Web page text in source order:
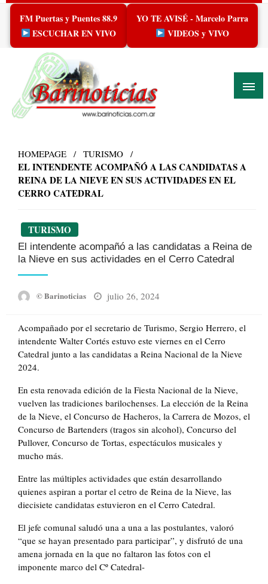
Skip
content
FM Puertas y Puentes 88.9
ESCUCHAR EN VIVO
YO TE AVISÉ - Marcelo Parra
VIDEOS y VIVO
HOMEPAGE TURISMO
EL INTENDENTE ACOMPAÑÓ A LAS CANDIDATAS A
REINA DE LA NIEVE EN SUS ACTIVIDADES EN EL
CERRO CATEDRAL
TURISMO
El intendente acompañó a las candidatas a Reina de
la Nieve en sus actividades en el Cerro Catedral
© Barinoticias
Posted
julio 26, 2024
Acompañado por el secretario de Turismo, Sergio Herrero, el
intendente Walter Cortés estuvo este viernes en el Cerro
Catedral junto a las candidatas a Reina Nacional de la Nieve
2024.
En esta renovada edición de la Fiesta Nacional de la Nieve,
vuelven las tradiciones barilochenses. La elección de la Reina
de la Nieve, el Concurso de Hacheros, la Carrera de Mozos, el
Concurso de Bartenders (tragos sin alcohol), Concurso del
Pullover, Concurso de Tortas, espectáculos musicales y
mucho más.
Entre las múltiples actividades que están desarrollando
quienes aspiran a portar el cetro de Reina de la Nieve, las
diecisiete candidatas estuvieron en el Cerro Catedral.
El jefe comunal saludó una a una a las postulantes, valoró
“que se hayan presentado para participar”, y disfrutó de una
amena jornada en la que no faltaron las fotos con el
imponente marco del Cº Catedral-